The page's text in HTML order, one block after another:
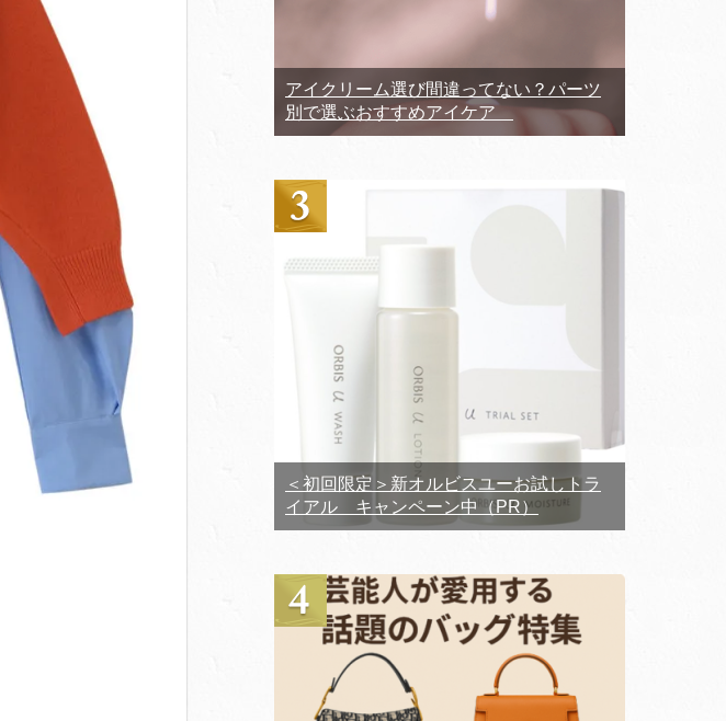
アイクリーム選び間違ってない？パーツ
別で選ぶおすすめアイケア
＜初回限定＞新オルビスユーお試しトラ
イアル キャンペーン中（PR）